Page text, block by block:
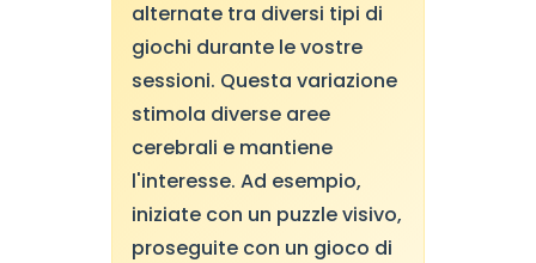
alternate tra diversi tipi di
giochi durante le vostre
sessioni. Questa variazione
stimola diverse aree
cerebrali e mantiene
l'interesse. Ad esempio,
iniziate con un puzzle visivo,
proseguite con un gioco di